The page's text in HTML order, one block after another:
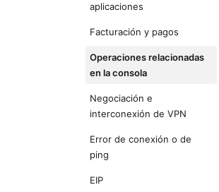
aplicaciones
Facturación y pagos
Operaciones relacionadas
en la consola
Negociación e
interconexión de VPN
Error de conexión o de
ping
EIP